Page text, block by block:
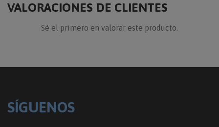
VALORACIONES DE CLIENTES
Sé el primero en valorar este producto.
SÍGUENOS